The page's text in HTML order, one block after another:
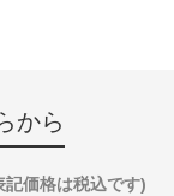
から
価格は税込です)